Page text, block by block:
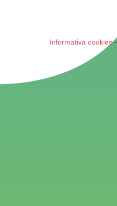
Informativa cookies-